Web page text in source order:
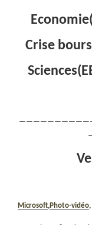
Crise
Microsoft,Photo-vidéo,